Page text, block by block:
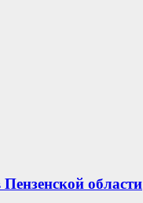
области